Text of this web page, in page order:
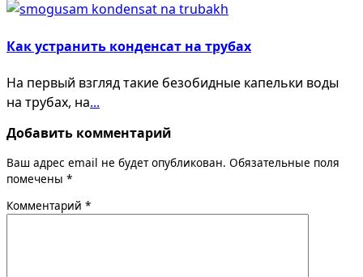
Как устранить конденсат на трубах
На первый взгляд такие безобидные капельки воды
на трубах, на...
Добавить комментарий
Ваш адрес email не будет опубликован. Обязательные поля
помечены *
Комментарий *